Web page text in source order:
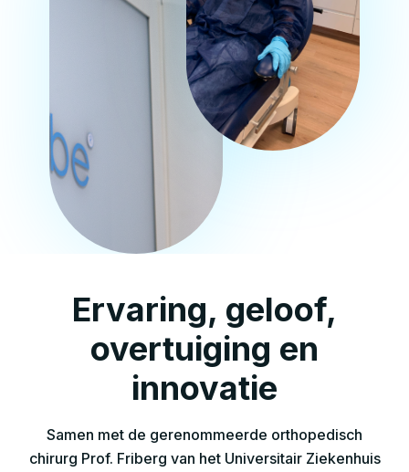
Ervaring, geloof,
overtuiging en
innovatie
Samen met de gerenommeerde orthopedisch
chirurg Prof. Friberg van het Universitair Ziekenhuis